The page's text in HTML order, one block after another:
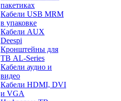
пакетиках
Кабели USB MRM
в упаковке
Кабели AUX
Deespi
Кронштейны для
ТВ AL-Series
Кабели аудио и
видео
Кабели HDMI, DVI
и VGA